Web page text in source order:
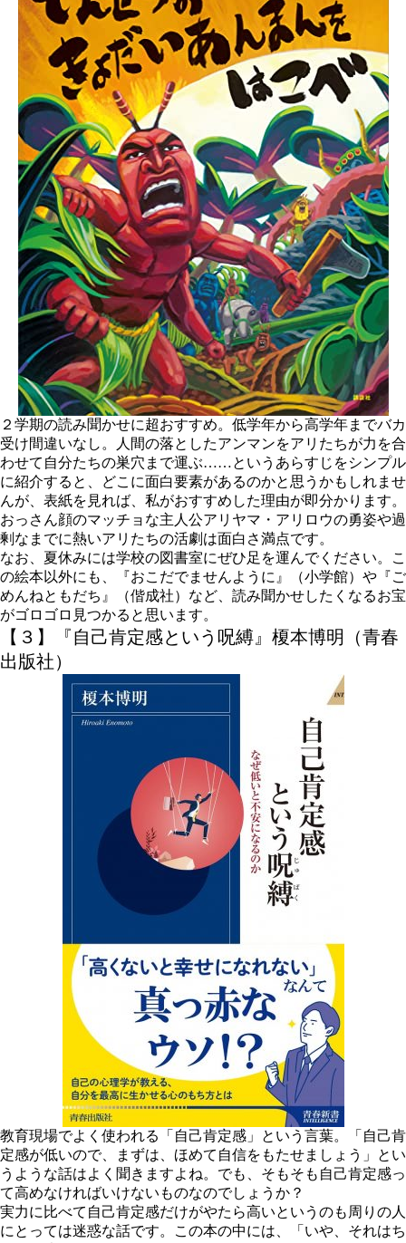
２学期の読み聞かせに超おすすめ。低学年から高学年までバカ
受け間違いなし。人間の落としたアンマンをアリたちが力を合
わせて自分たちの巣穴まで運ぶ……というあらすじをシンプル
に紹介すると、どこに面白要素があるのかと思うかもしれませ
んが、表紙を見れば、私がおすすめした理由が即分かります。
おっさん顔のマッチョな主人公アリヤマ・アリロウの勇姿や過
剰なまでに熱いアリたちの活劇は面白さ満点です。
なお、夏休みには学校の図書室にぜひ足を運んでください。こ
の絵本以外にも、『おこだでませんように』（小学館）や『ご
めんねともだち』（偕成社）など、読み聞かせしたくなるお宝
がゴロゴロ見つかると思います。
【３】『自己肯定感という呪縛』榎本博明（青春
出版社）
教育現場でよく使われる「自己肯定感」という言葉。「自己肯
定感が低いので、まずは、ほめて自信をもたせましょう」とい
うような話はよく聞きますよね。でも、そもそも自己肯定感っ
て高めなければいけないものなのでしょうか？
実力に比べて自己肯定感だけがやたら高いというのも周りの人
にとっては迷惑な話です。この本の中には、「いや、それはち